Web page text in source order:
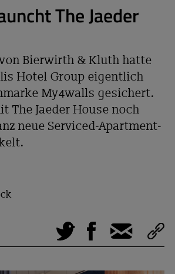
The Jaeder
Bierwirth & Kluth hatte
Hotel Group eigentlich
My4walls gesichert.
The Jaeder House noch
neue Serviced-Apartment-
Tweet Facebook
E-Mail